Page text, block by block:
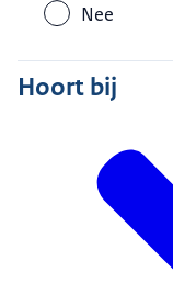
Nee
Hoort bij